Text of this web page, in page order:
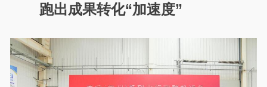
跑出成果转化“加速度”